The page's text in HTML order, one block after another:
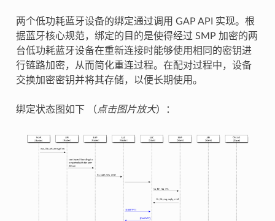
两个低功耗蓝牙设备的绑定通过调用 GAP API 实现。根
据蓝牙核心规范，绑定的目的是使得经过 SMP 加密的两
台低功耗蓝牙设备在重新连接时能够使用相同的密钥进
行链路加密，从而简化重连过程。在配对过程中，设备
交换加密密钥并将其存储，以便长期使用。
绑定状态图如下 （ 点击图片放大）：